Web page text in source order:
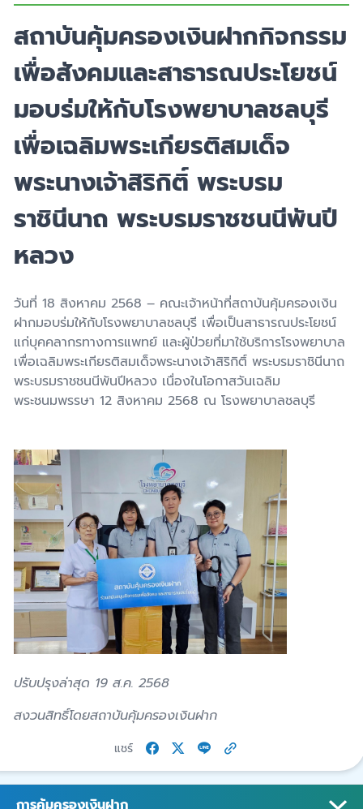
สถาบันคุ้มครองเงินฝากกิจกรรม
เพื่อสังคมและสาธารณประโยชน์
มอบร่มให้กับโรงพยาบาลชลบุรี
เพื่อเฉลิมพระเกียรติสมเด็จ
พระนางเจ้าสิริกิติ์ พระบรม
ราชินีนาถ พระบรมราชชนนีพันปี
หลวง
วันที่ 18 สิงหาคม 2568 – คณะเจ้าหน้าที่สถาบันคุ้มครองเงิน
ฝากมอบร่มให้กับโรงพยาบาลชลบุรี เพื่อเป็นสาธารณประโยชน์
แก่บุคคลากรทางการแพทย์ และผู้ป่วยที่มาใช้บริการโรงพยาบาล
เพื่อเฉลิมพระเกียรติสมเด็จพระนางเจ้าสิริกิติ์ พระบรมราชินีนาถ
พระบรมราชชนนีพันปีหลวง เนื่องในโอกาสวันเฉลิม
พระชนมพรรษา 12 สิงหาคม 2568 ณ โรงพยาบาลชลบุรี
ปรับปรุงล่าสุด 19 ส.ค. 2568
สงวนสิทธิ์โดยสถาบันคุ้มครองเงินฝาก
แชร์